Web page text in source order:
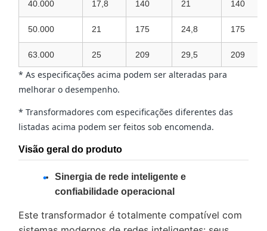
40.000 17,8 140 21 140
50.000 21 175 24,8 175
63.000 25 209 29,5 209
* As especificações acima podem ser alteradas para
melhorar o desempenho.
* Transformadores com especificações diferentes das
listadas acima podem ser feitos sob encomenda.
Visão geral do produto
Sinergia de rede inteligente e
confiabilidade operacional
Este transformador é totalmente compatível com